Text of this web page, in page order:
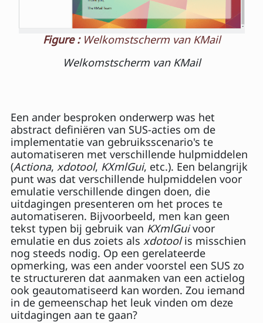
Figure : Welkomstscherm van KMail
Welkomstscherm van KMail
Een ander besproken onderwerp was het
abstract definiëren van SUS-acties om de
implementatie van gebruiksscenario's te
automatiseren met verschillende hulpmiddelen
(Actiona, xdotool, KXmlGui, etc.). Een belangrijk
punt was dat verschillende hulpmiddelen voor
emulatie verschillende dingen doen, die
uitdagingen presenteren om het proces te
automatiseren. Bijvoorbeeld, men kan geen
tekst typen bij gebruik van KXmlGuivoor
emulatie en dus zoiets als xdotoolis misschien
nog steeds nodig. Op een gerelateerde
opmerking, was een ander voorstel een SUS zo
te structureren dat aanmaken van een actielog
ook geautomatiseerd kan worden. Zou iemand
in de gemeenschap het leuk vinden om deze
uitdagingen aan te gaan?